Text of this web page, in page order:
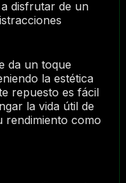
disfrutar de un
da un toque
la estética
repuesto es fácil
la vida útil de
rendimiento como